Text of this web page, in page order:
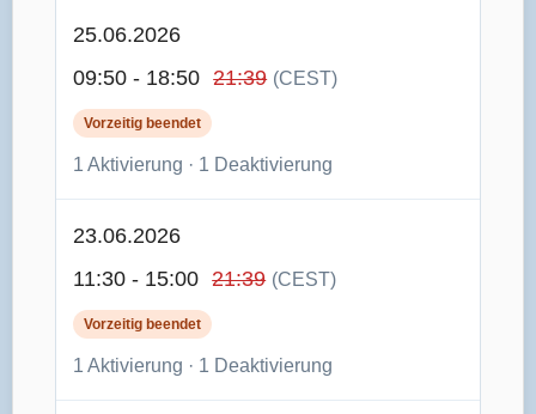
25.06.2026
09:50 - 18:50 21:39 (CEST)
Vorzeitig beendet
1 Aktivierung · 1 Deaktivierung
23.06.2026
11:30 - 15:00 21:39 (CEST)
Vorzeitig beendet
1 Aktivierung · 1 Deaktivierung